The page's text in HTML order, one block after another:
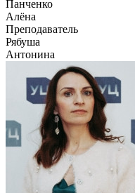
Панченко
Алёна
Преподаватель
Рябуша
Антонина